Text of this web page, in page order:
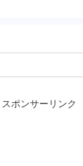
スポンサーリンク